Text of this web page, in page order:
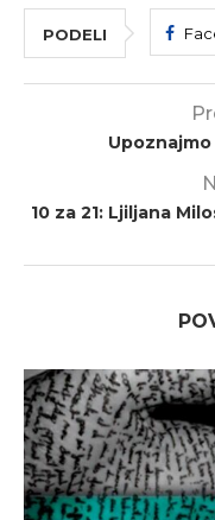
PODELI
Upoznajmo
10 za 21: Ljiljana